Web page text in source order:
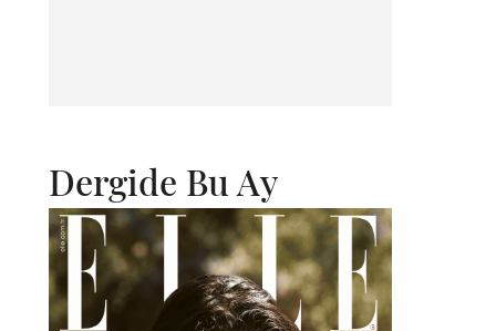
Dergide Bu Ay